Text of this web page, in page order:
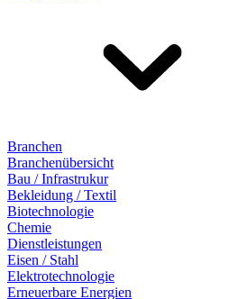
Branchen
Branchenübersicht
Bau / Infrastrukur
Bekleidung / Textil
Biotechnologie
Chemie
Dienstleistungen
Eisen / Stahl
Elektrotechnologie
Erneuerbare Energien